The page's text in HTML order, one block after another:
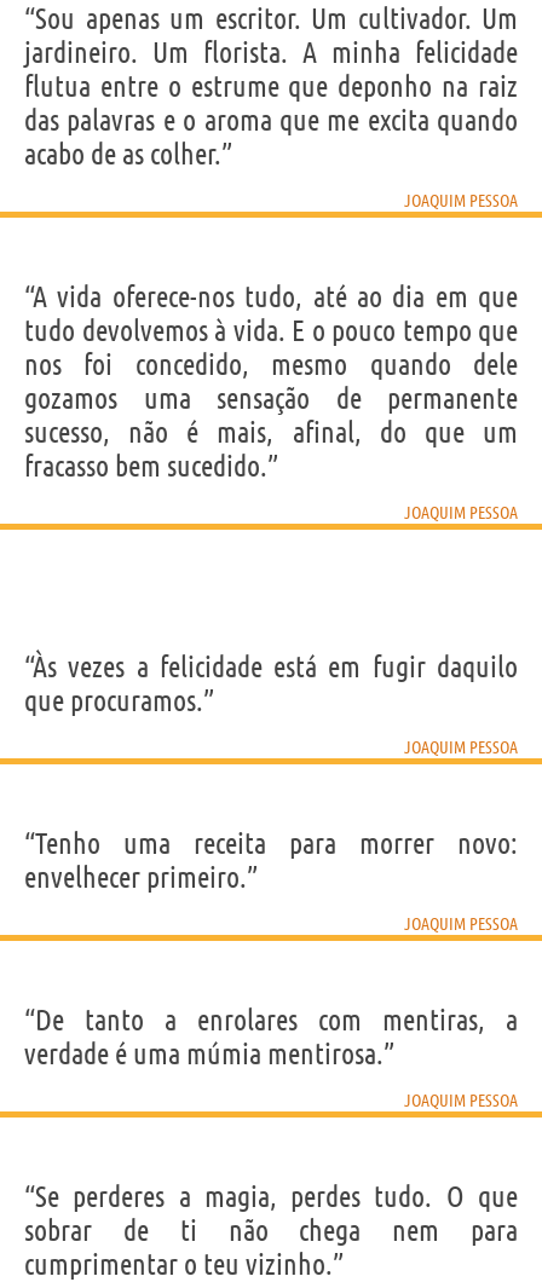
“Sou apenas um escritor. Um cultivador. Um
jardineiro. Um florista. A minha felicidade
flutua entre o estrume que deponho na raiz
das palavras e o aroma que me excita quando
acabo de as colher.”
JOAQUIM PESSOA
“A vida oferece-nos tudo, até ao dia em que
tudo devolvemos à vida. E o pouco tempo que
nos foi concedido, mesmo quando dele
gozamos uma sensação de permanente
sucesso, não é mais, afinal, do que um
fracasso bem sucedido.”
JOAQUIM PESSOA
“Às vezes a felicidade está em fugir daquilo
que procuramos.”
JOAQUIM PESSOA
“Tenho uma receita para morrer novo:
envelhecer primeiro.”
JOAQUIM PESSOA
“De tanto a enrolares com mentiras, a
verdade é uma múmia mentirosa.”
JOAQUIM PESSOA
“Se perderes a magia, perdes tudo. O que
sobrar de ti não chega nem para
cumprimentar o teu vizinho.”